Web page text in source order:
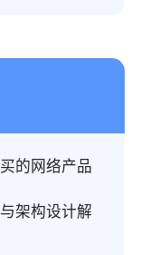
的网络产品
架构设计解